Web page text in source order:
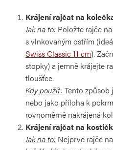
Krájení rajčat na
Jak na to: Položte rajče
s vlnkovaným ostřím
Swiss Classic 11 cm).
stopky) a jemně krájejte
tloušťce.
Kdy použít: Tento způsob
nebo jako příloha k
rovnoměrně nakrájená
Krájení rajčat na
Jak na to: Nejprve rajče